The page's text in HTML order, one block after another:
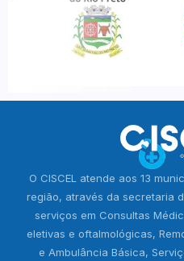
O CISCEL atende aos 13
região, através da secretaria
serviços em Consultas
eletivas e oftalmológicas,
e Ambulância Básica,